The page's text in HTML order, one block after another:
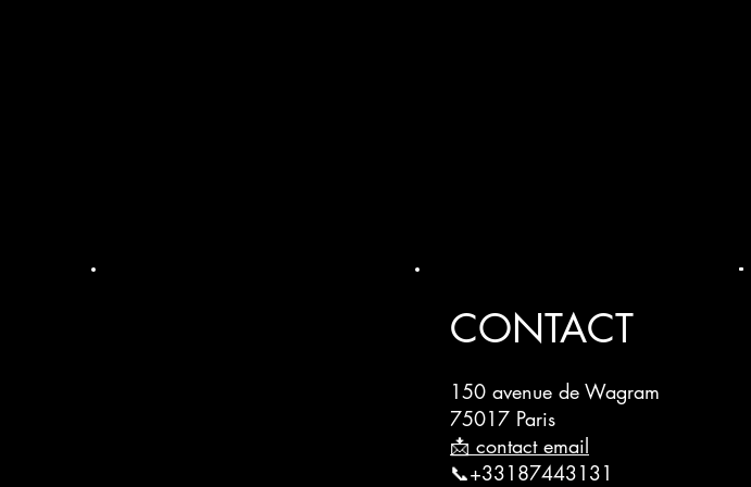
CONTACT
150 avenue de Wagram
75017 Paris
📩 contact email
📞+33187443131